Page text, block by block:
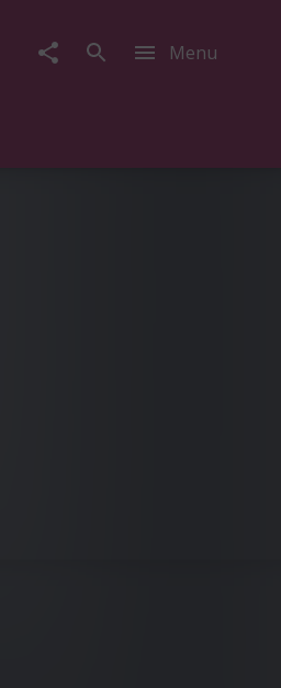
Menu